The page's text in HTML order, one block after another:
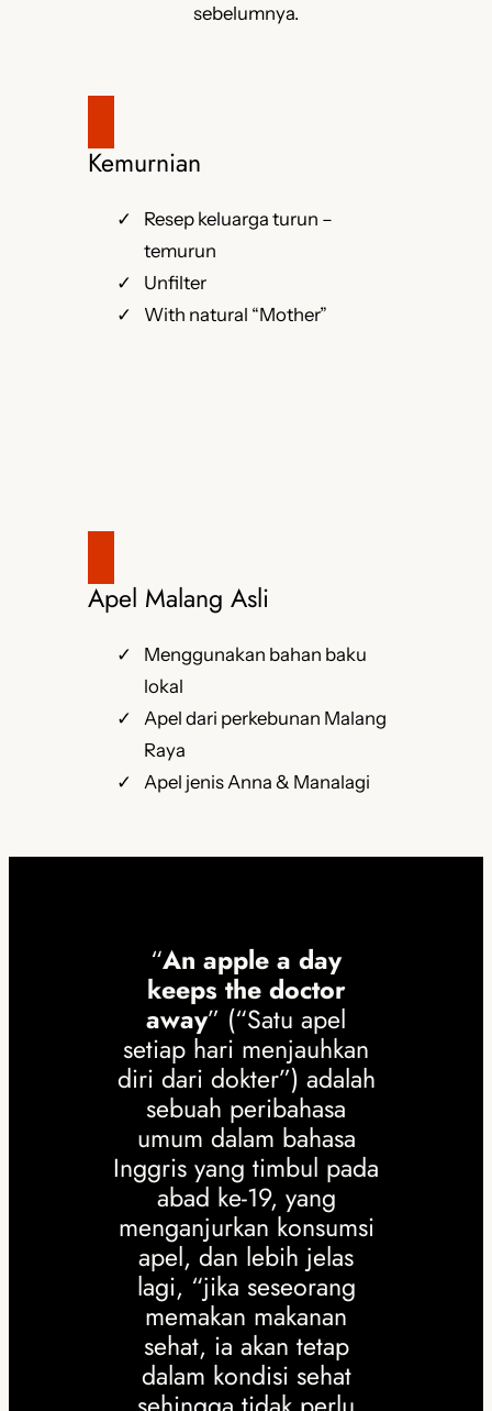
sebelumnya.
Kemurnian
Resep keluarga turun –
temurun
Unfilter
With natural “Mother”
Apel Malang Asli
Menggunakan bahan baku
lokal
Apel dari perkebunan Malang
Raya
Apel jenis Anna & Manalagi
“An apple a day
keeps the doctor
away” (“Satu apel
setiap hari menjauhkan
diri dari dokter”) adalah
sebuah peribahasa
umum dalam bahasa
Inggris yang timbul pada
abad ke-19, yang
menganjurkan konsumsi
apel, dan lebih jelas
lagi, “jika seseorang
memakan makanan
sehat, ia akan tetap
dalam kondisi sehat